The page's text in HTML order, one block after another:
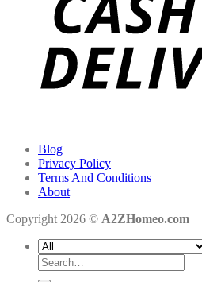
Blog
Privacy Policy
Terms And Conditions
About
Copyright 2026 © A2ZHomeo.com
Search
for: